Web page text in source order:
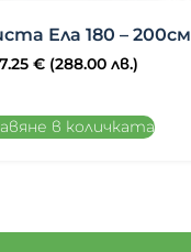
Ела 180 – 200см
€ (288.00 лв.)
в количката